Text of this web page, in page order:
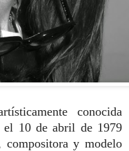
conocida
el 10 de abril de 1979
compositora y modelo